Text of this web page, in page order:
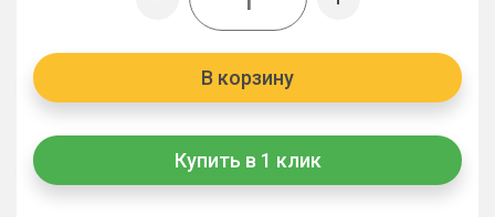
В корзину
Купить в 1 клик